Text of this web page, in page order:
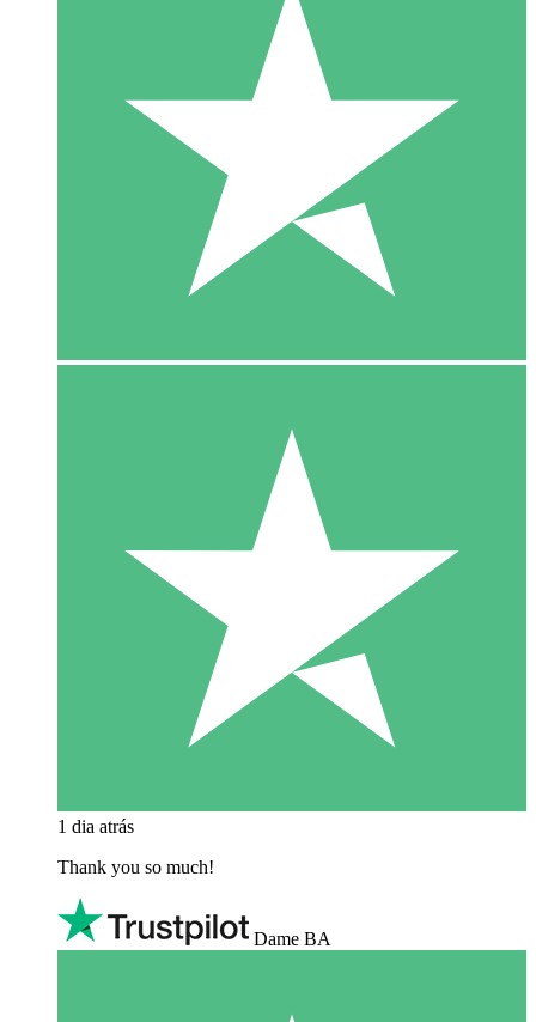
1 dia atrás
Thank you so much!
Dame BA